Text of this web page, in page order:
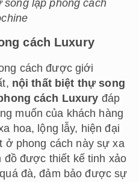
song lập phong cách
cách Luxury
cách được giới
nội thất biệt thự song
cách Luxury đáp
muốn của khách hàng
hoa, lộng lẫy, hiện đại
ở phong cách này sự xa
đồ được thiết kế tinh xảo
đà, đảm bảo được sự